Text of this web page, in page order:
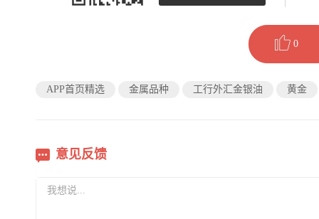
0
APP首页精选 金属品种 工行外汇金银油 黄金
意见反馈